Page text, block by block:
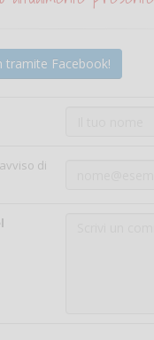
tramite Facebook!
di